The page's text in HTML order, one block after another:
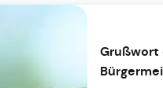
Grußwort